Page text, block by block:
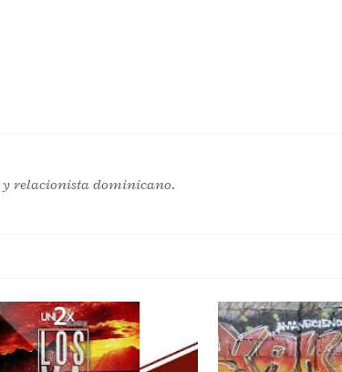
relacionista dominicano.